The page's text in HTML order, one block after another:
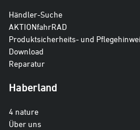
Händler-Suche
AKTIONfahrRAD
Produktsicherheits- und
Download
Reparatur
Haberland
4 nature
Über uns